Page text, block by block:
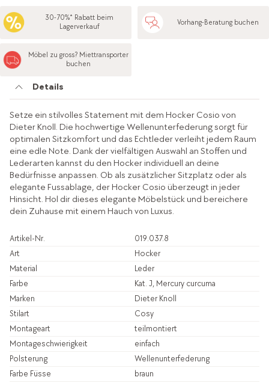
30-70%* Rabatt beim
Lagerverkauf
Vorhang-Beratung buchen
Möbel zu gross? Miettransporter
buchen
Details
Setze ein stilvolles Statement mit dem Hocker Cosio von
Dieter Knoll. Die hochwertige Wellenunterfederung sorgt für
optimalen Sitzkomfort und das Echtleder verleiht jedem Raum
eine edle Note. Dank der vielfältigen Auswahl an Stoffen und
Lederarten kannst du den Hocker individuell an deine
Bedürfnisse anpassen. Ob als zusätzlicher Sitzplatz oder als
elegante Fussablage, der Hocker Cosio überzeugt in jeder
Hinsicht. Hol dir dieses elegante Möbelstück und bereichere
dein Zuhause mit einem Hauch von Luxus.
Artikel-Nr.
019.037.8
Art
Hocker
Material
Leder
Farbe
Kat. J, Mercury curcuma
Marken
Dieter Knoll
Stilart
Cosy
Montageart
teilmontiert
Montageschwierigkeit
einfach
Polsterung
Wellenunterfederung
Farbe Füsse
braun